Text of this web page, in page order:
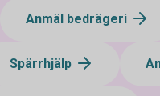
Anmäl bedrägeri
Spärrhjälp